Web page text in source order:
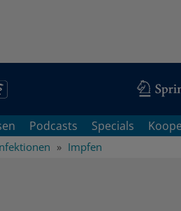
Podcasts Specials
Impfen